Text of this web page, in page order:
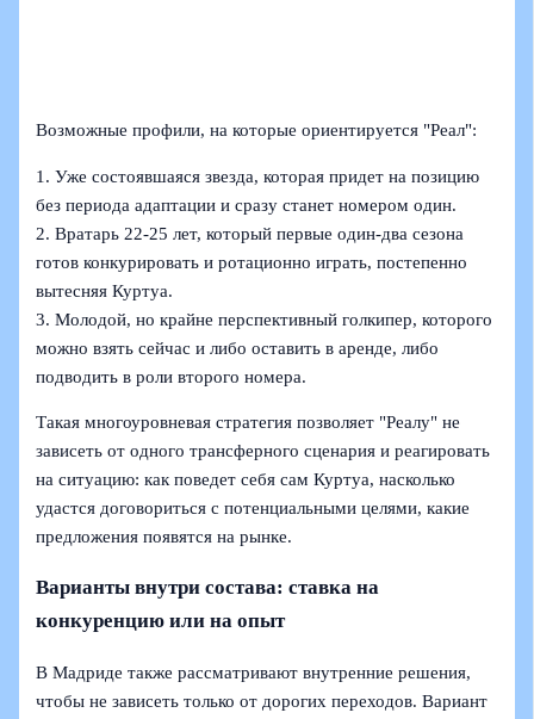
Возможные профили, на которые ориентируется "Реал":
1. Уже состоявшаяся звезда, которая придет на позицию
без периода адаптации и сразу станет номером один.
2. Вратарь 22-25 лет, который первые один-два сезона
готов конкурировать и ротационно играть, постепенно
вытесняя Куртуа.
3. Молодой, но крайне перспективный голкипер, которого
можно взять сейчас и либо оставить в аренде, либо
подводить в роли второго номера.
Такая многоуровневая стратегия позволяет "Реалу" не
зависеть от одного трансферного сценария и реагировать
на ситуацию: как поведет себя сам Куртуа, насколько
удастся договориться с потенциальными целями, какие
предложения появятся на рынке.
Варианты внутри состава: ставка на
конкуренцию или на опыт
В Мадриде также рассматривают внутренние решения,
чтобы не зависеть только от дорогих переходов. Вариант